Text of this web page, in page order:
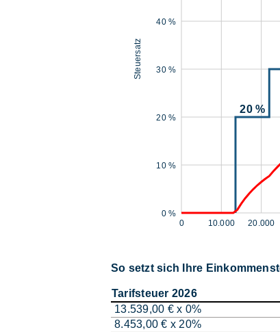
0 %
10 %
20 %
30 %
40 %
0 10.000 20.000
20 %
Steuersatz
So setzt sich Ihre
Tarifsteuer 2026
13.539,00 € x 0%
8.453,00 € x 20%